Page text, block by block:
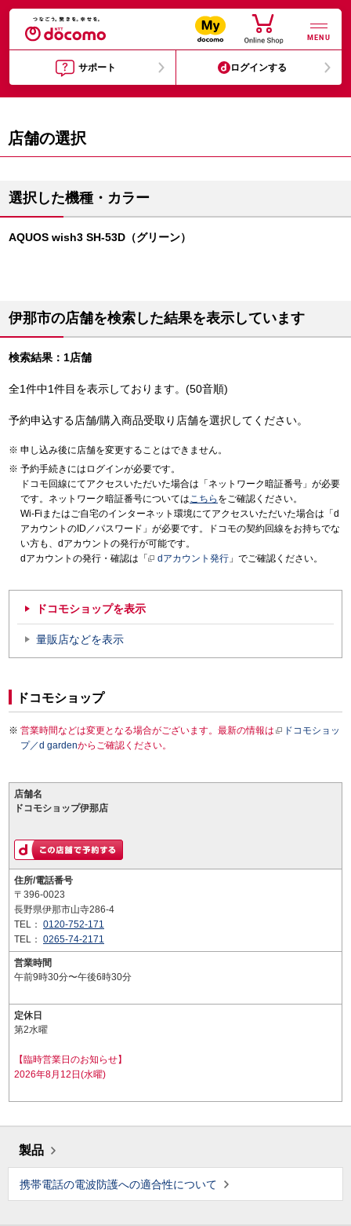
MENU
サポート ログインする
店舗の選択
選択した機種・カラー
AQUOS wish3 SH-53D（グリーン）
伊那市の店舗を検索した結果を表示しています
検索結果：1店舗
全1件中1件目を表示しております。(50音順)
予約申込する店舗/購入商品受取り店舗を選択してください。
申し込み後に店舗を変更することはできません。
予約手続きにはログインが必要です。
ドコモ回線にてアクセスいただいた場合は「ネットワーク暗証番号」が必要
です。ネットワーク暗証番号についてはこちら をご確認ください。
Wi-Fiまたはご自宅のインターネット環境にてアクセスいただいた場合は「d
アカウントのID／パスワード」が必要です。ドコモの契約回線をお持ちでな
い方も、dアカウントの発行が可能です。
dアカウントの発行・確認は「
dアカウント発行 」でご確認ください。
ドコモショップを表示
量販店などを表示
ドコモショップ
営業時間などは変更となる場合がございます。最新の情報は
ドコモショッ
プ／d gardenからご確認ください。
店舗名
ドコモショップ伊那店
住所/電話番号
〒396-0023
長野県伊那市山寺286-4
TEL： 0120-752-171
TEL： 0265-74-2171
営業時間
午前9時30分〜午後6時30分
定休日
第2水曜
【臨時営業日のお知らせ】
2026年8月12日(水曜)
製品
携帯電話の電波防護への適合性について